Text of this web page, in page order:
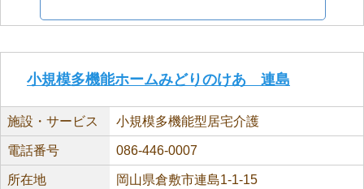
小規模多機能ホームみどりのけあ 連島
施設・サービス 小規模多機能型居宅介護
電話番号 086-446-0007
所在地 岡山県倉敷市連島1-1-15